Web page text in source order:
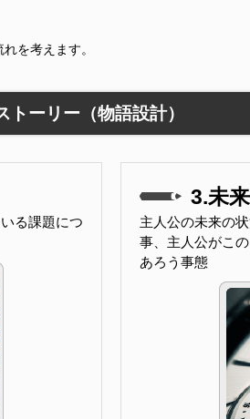
を考えます。
トーリー（物語設計）
る課題につ
3.未来
主人公の未来の
事、主人公がこ
あろう事態